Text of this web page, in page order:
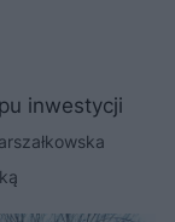
inwestycji